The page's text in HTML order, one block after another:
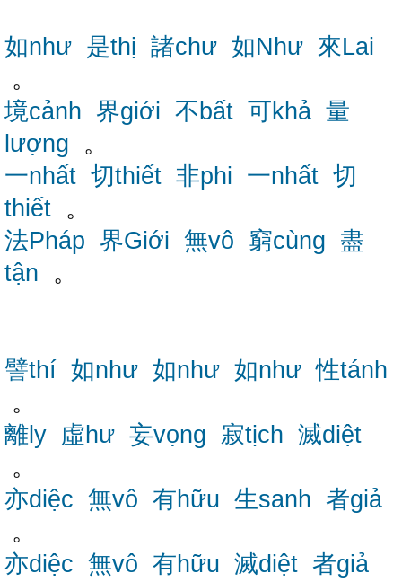
如như 是thị 諸chư 如Như 來Lai
。
境cảnh 界giới 不bất 可khả 量
lượng 。
一nhất 切thiết 非phi 一nhất 切
thiết 。
法Pháp 界Giới 無vô 窮cùng 盡
tận 。
譬thí 如như 如như 如như 性tánh
。
離ly 虛hư 妄vọng 寂tịch 滅diệt
。
亦diệc 無vô 有hữu 生sanh 者giả
。
亦diệc 無vô 有hữu 滅diệt 者giả